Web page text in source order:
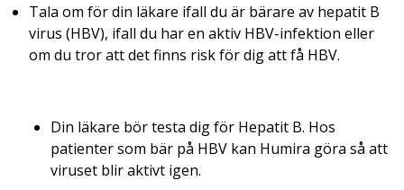
Tala om för din läkare ifall du är bärare av hepatit B
virus (HBV), ifall du har en aktiv HBV-infektion eller
om du tror att det finns risk för dig att få HBV.
Din läkare bör testa dig för Hepatit B. Hos
patienter som bär på HBV kan Humira göra så att
viruset blir aktivt igen.